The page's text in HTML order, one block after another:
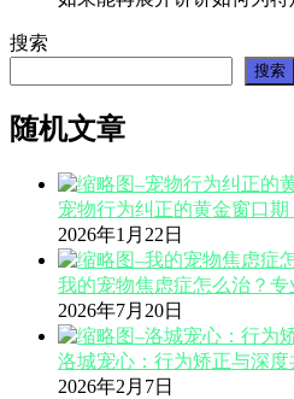
搜索
搜索
随机文章
宠物行为纠正的黄金窗口
2026年1月22日
我的宠物焦虑症怎么治？
2026年7月20日
洛城宠心：行为矫正与深度
2026年2月7日